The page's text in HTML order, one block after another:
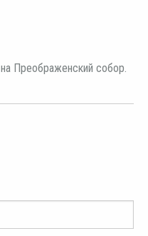
Преображенский собор.